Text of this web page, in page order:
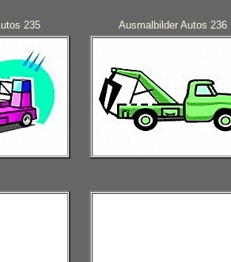
235 Ausmalbilder Autos 236